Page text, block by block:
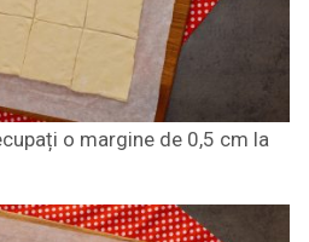
o margine de 0,5 cm la